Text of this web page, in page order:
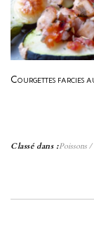
Courgettes farcies
Classé dans :Poissons